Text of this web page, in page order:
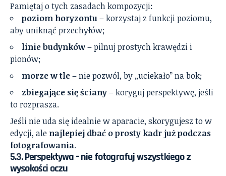
Pamiętaj o tych zasadach kompozycji:
poziom horyzontu– korzystaj z funkcji poziomu,
aby uniknąć przechyłów;
linie budynków– pilnuj prostych krawędzi i
pionów;
morze w tle– nie pozwól, by „uciekało” na bok;
zbiegające się ściany– koryguj perspektywę, jeśli
to rozprasza.
Jeśli nie uda się idealnie w aparacie, skorygujesz to w
edycji, ale najlepiej dbać o prosty kadr już podczas
fotografowania.
5.3. Perspektywa – nie fotografuj wszystkiego z
wysokości oczu